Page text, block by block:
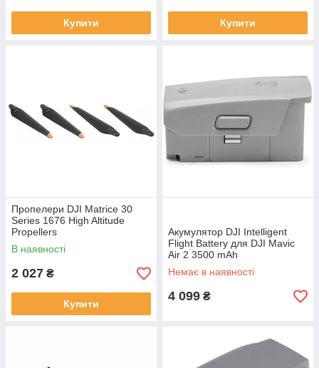
Купити Купити
Пропелери DJI Matrice 30
Series 1676 High Altitude
Propellers
(CP.EN.00000380.01)
В наявності
2 027 ₴
Купити
Акумулятор DJI Intelligent
Flight Battery для DJI Mavic
Air 2 3500 mAh
(CP.MA.00000268.01)
Немає в наявності
4 099 ₴